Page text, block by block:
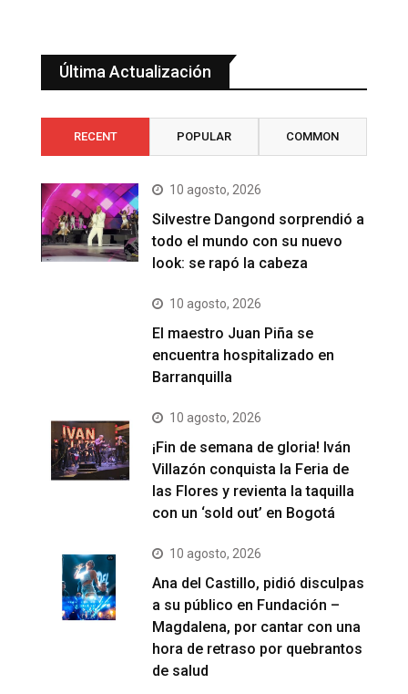
Última Actualización
RECENT POPULAR COMMON
10 agosto, 2026
Silvestre Dangond sorprendió a
todo el mundo con su nuevo
look: se rapó la cabeza
10 agosto, 2026
El maestro Juan Piña se
encuentra hospitalizado en
Barranquilla
10 agosto, 2026
¡Fin de semana de gloria! Iván
Villazón conquista la Feria de
las Flores y revienta la taquilla
con un ‘sold out’ en Bogotá
10 agosto, 2026
Ana del Castillo, pidió disculpas
a su público en Fundación –
Magdalena, por cantar con una
hora de retraso por quebrantos
de salud